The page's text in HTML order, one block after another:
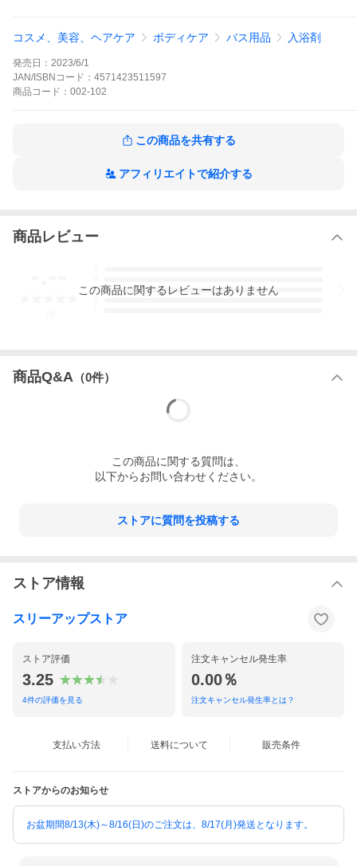
コスメ、美容、ヘアケア ボディケア バス用品 入浴剤
発売日： 2023/6/1
JAN/ISBNコード： 4571423511597
商品 コード： 002-102
この商品を共有する
アフィリエイトで紹介する
商品レビュー
3
この商品に関するレビューはありません
商品Q&A （0件）
この商品に関する質問は、
以下からお問い合わせください。
ストアに質問を投稿する
ストア情報
スリーアップストア
ストア評価
3.25
4件の評価を見る
注文キャンセル発生率
0.00％
注文キャンセル発生率とは？
支払い方法 送料について 販売条件
ストアからのお知らせ
お盆期間8/13(木)～8/16(日)のご注文は、8/17(月)発送となります。